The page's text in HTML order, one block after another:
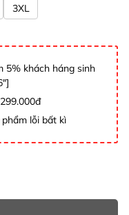
3XL
5% khách háng sinh
lỗi bất kì